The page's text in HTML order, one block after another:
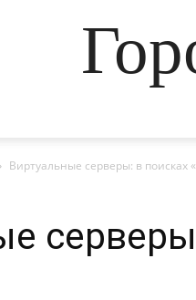
Виртуальные серверы: в поисках